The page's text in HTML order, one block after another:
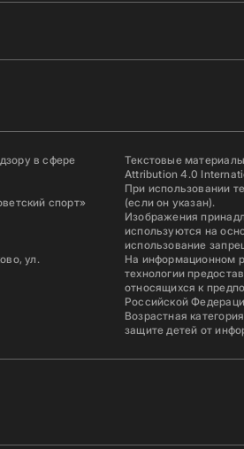
в сфере
спорт»
ул.
Текстовые
Attribution 4.0
При использовании
(если он указан).
Изображения
используются на
использование
На информационном
технологии
относящихся к
Российской
Возрастная
защите детей от